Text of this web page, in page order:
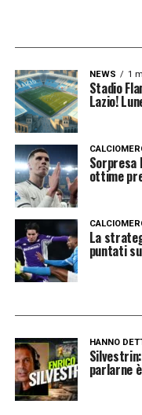
Messaggero.
LA PLAYLIST
NEWS 1
Stadio
Lazio!
Sorpresa
ottime
La
puntati
HANNO
parlarne